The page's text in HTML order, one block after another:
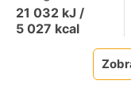
21 032 kJ /
5 027 kcal